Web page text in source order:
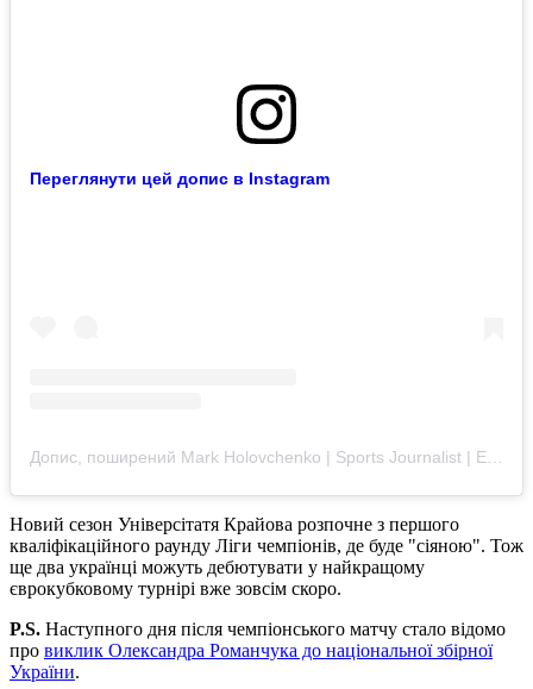
Переглянути цей допис в Instagram
Новий сезон Універсітатя Крайова розпочне з першого
кваліфікаційного раунду Ліги чемпіонів, де буде "сіяною". Тож
ще два українці можуть дебютувати у найкращому
єврокубковому турнірі вже зовсім скоро.
P.S. Наступного дня після чемпіонського матчу стало відомо
про виклик Олександра Романчука до національної збірної
України.